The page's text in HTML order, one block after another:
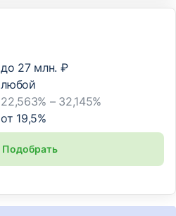
до 27 млн. ₽
любой
22,563% – 32,145%
от 19,5%
Подобрать